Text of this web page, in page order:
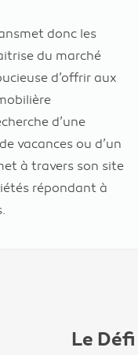
donc les
du marché
d’offrir aux
d’une
vacances ou d’un
à travers son site
répondant à
Le Défi